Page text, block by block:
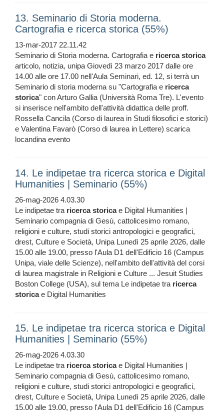
13. Seminario di Storia moderna.
Cartografia e ricerca storica (55%)
13-mar-2017 22.11.42
Seminario di Storia moderna. Cartografia e ricerca storica
articolo, notizia, unipa Giovedì 23 marzo 2017 dalle ore
14.00 alle ore 17.00 nell'Aula Seminari, ed. 12, si terrà un
Seminario di storia moderna su "Cartografia e ricerca
storica" con Arturo Gallia (Università Roma Tre). L'evento
si inserisce nell'ambito dell'attività didattica delle proff.
Rossella Cancila (Corso di laurea in Studi filosofici e storici)
e Valentina Favarò (Corso di laurea in Lettere) scarica
locandina evento
14. Le indipetae tra ricerca storica e Digital
Humanities | Seminario (55%)
26-mag-2026 4.03.30
Le indipetae tra ricerca storicae Digital Humanities |
Seminario compagnia di Gesù, cattolicesimo romano,
religioni e culture, studi storici antropologici e geografici,
drest, Culture e Società, Unipa Lunedì 25 aprile 2026, dalle
15.00 alle 19.00, presso l'Aula D1 dell'Edificio 16 (Campus
Unipa, viale delle Scienze), nell'ambito dell'attività del corsi
di laurea magistrale in Religioni e Culture ... Jesuit Studies
Boston College (USA), sul tema Le indipetae tra ricerca
storicae Digital Humanities
15. Le indipetae tra ricerca storica e Digital
Humanities | Seminario (55%)
26-mag-2026 4.03.30
Le indipetae tra ricerca storicae Digital Humanities |
Seminario compagnia di Gesù, cattolicesimo romano,
religioni e culture, studi storici antropologici e geografici,
drest, Culture e Società, Unipa Lunedì 25 aprile 2026, dalle
15.00 alle 19.00, presso l'Aula D1 dell'Edificio 16 (Campus